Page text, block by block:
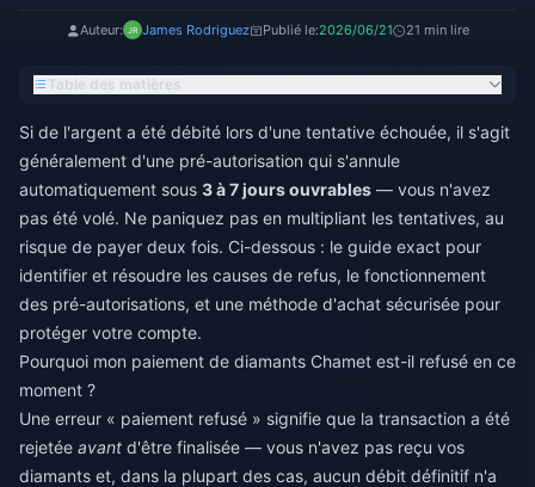
Auteur: James Rodriguez Publié le:2026/06/21 21 min lire
Table des matières
Si de l'argent a été débité lors d'une tentative échouée, il s'agit
généralement d'une pré-autorisation qui s'annule
automatiquement sous 3 à 7 jours ouvrables — vous n'avez
pas été volé. Ne paniquez pas en multipliant les tentatives, au
risque de payer deux fois. Ci-dessous : le guide exact pour
identifier et résoudre les causes de refus, le fonctionnement
des pré-autorisations, et une méthode d'achat sécurisée pour
protéger votre compte.
Pourquoi mon paiement de diamants Chamet est-il refusé en ce
moment ?
Une erreur « paiement refusé » signifie que la transaction a été
rejetée avant d'être finalisée — vous n'avez pas reçu vos
diamants et, dans la plupart des cas, aucun débit définitif n'a